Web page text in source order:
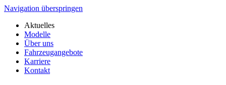
Navigation überspringen
Aktuelles
Modelle
Über uns
Fahrzeugangebote
Karriere
Kontakt